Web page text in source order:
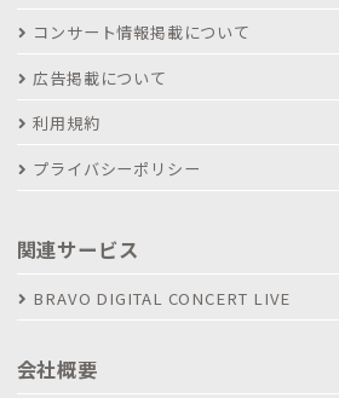
コンサート情報掲載について
広告掲載について
利用規約
プライバシーポリシー
関連サービス
BRAVO DIGITAL CONCERT LIVE
会社概要